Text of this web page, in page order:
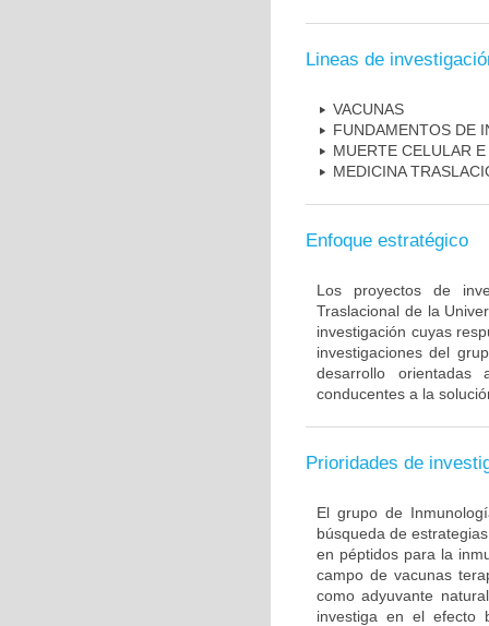
Lineas de
VACUNAS
FUNDAMENTOS DE
MUERTE CELULAR
MEDICINA
Enfoque estratégico
Los proyectos de
Traslacional de la
investigación cuyas
investigaciones del
desarrollo
conducentes a la
Prioridades de
El grupo de
búsqueda de
en péptidos para la
campo de vacunas
como adyuvante
investiga en el efecto